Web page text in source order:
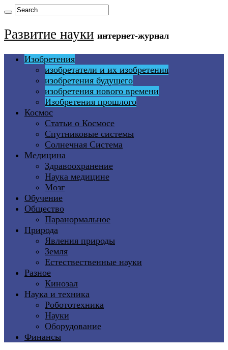
Развитие науки интернет-журнал
Изобретения
изобретатели и их изобретения
изобретения будущего
изобретения нового времени
Изобретения прошлого
Космос
Статьи о Космосе
Спутниковые системы
Солнечная Система
Медицина
Здравоохранение
Наука медицине
Мозг
Обучение
Общество
Паранормальное
Природа
Явления природы
Земля
Естествественные науки
Разное
Кинозал
Наука и техника
Робототехника
Науки
Оборудование
Финансы